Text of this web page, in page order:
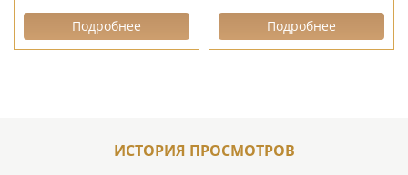
Подробнее Подробнее
ИСТОРИЯ ПРОСМОТРОВ